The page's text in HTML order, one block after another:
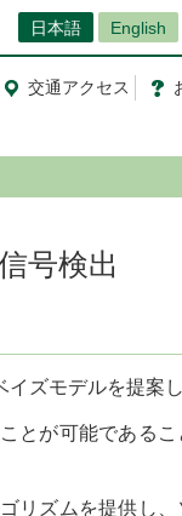
日本語 English
交通アクセス
号検出
ズモデルを提案し
とが可能であるこ
リズムを提供し、